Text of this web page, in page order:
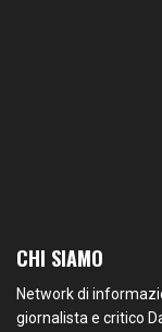
CHI SIAMO
Network di
giornalista e critico